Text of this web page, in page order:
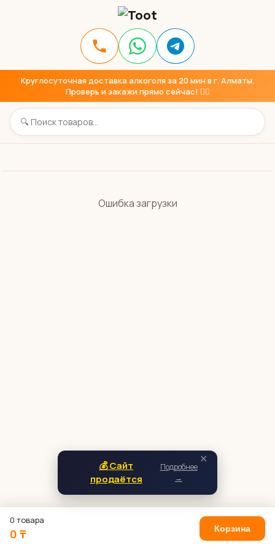
Круглосуточная доставка алкоголя за 20 мин в г. Алматы.
Проверь и закажи прямо сейчас! 👇🏼
Ошибка загрузки
✕
💰 Сайт
продаётся
Подробнее
→
0 товара
0 ₸ Корзина